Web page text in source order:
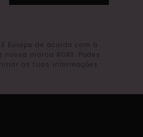
Europe de acordo com a
marca ROXY. Podes
as tuas informações